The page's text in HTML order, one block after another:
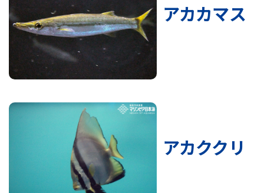
アカカマス
アカククリ